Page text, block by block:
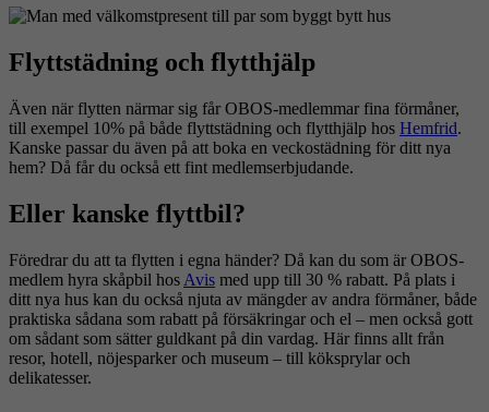
Flyttstädning och flytthjälp
Även när flytten närmar sig får OBOS-medlemmar fina förmåner,
till exempel 10% på både flyttstädning och flytthjälp hos Hemfrid.
Kanske passar du även på att boka en veckostädning för ditt nya
hem? Då får du också ett fint medlemserbjudande.
Eller kanske flyttbil?
Föredrar du att ta flytten i egna händer? Då kan du som är OBOS-
medlem hyra skåpbil hos Avis med upp till 30 % rabatt. På plats i
ditt nya hus kan du också njuta av mängder av andra förmåner, både
praktiska sådana som rabatt på försäkringar och el – men också gott
om sådant som sätter guldkant på din vardag. Här finns allt från
resor, hotell, nöjesparker och museum – till köksprylar och
delikatesser.